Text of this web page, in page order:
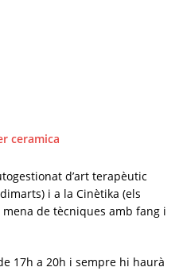
ceramica
d’art terapèutic
i a la Cinètika (els
de tècniques amb fang i
17h a 20h i sempre hi haurà